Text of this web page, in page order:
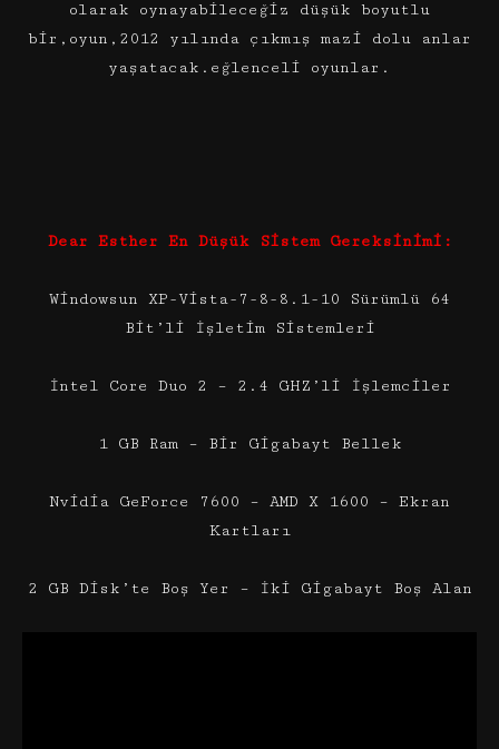
olarak oynayabileceğiz düşük boyutlu
bir,oyun,2012 yılında çıkmış mazi dolu anlar
yaşatacak.eğlenceli oyunlar.
Dear Esther En Düşük Sistem Gereksinimi:
Windowsun XP-Vista-7-8-8.1-10 Sürümlü 64
Bit’li İşletim Sistemleri
İntel Core Duo 2 – 2.4 GHZ’li İşlemciler
1 GB Ram – Bir Gigabayt Bellek
Nvidia GeForce 7600 – AMD X 1600 – Ekran
Kartları
2 GB Disk’te Boş Yer – İki Gigabayt Boş Alan